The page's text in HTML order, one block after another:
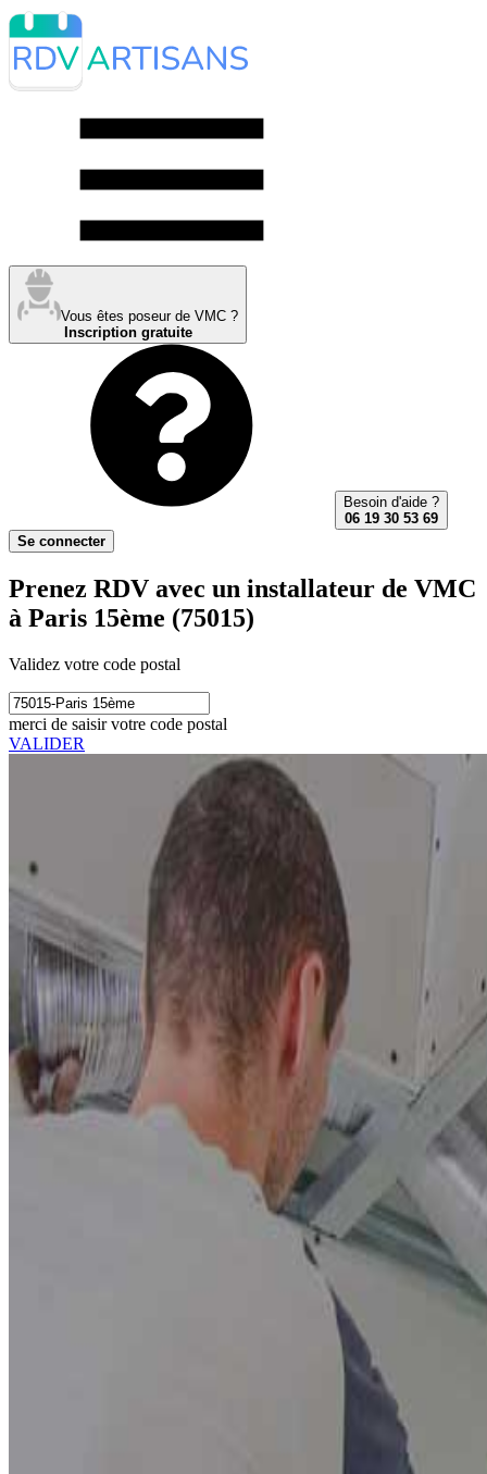
Vous êtes poseur de VMC ?
Inscription gratuite
Besoin d'aide ?
06 19 30 53 69
Se connecter
Prenez RDV avec un installateur de VMC
à Paris 15ème (75015)
Validez votre code postal
merci de saisir votre code postal
VALIDER